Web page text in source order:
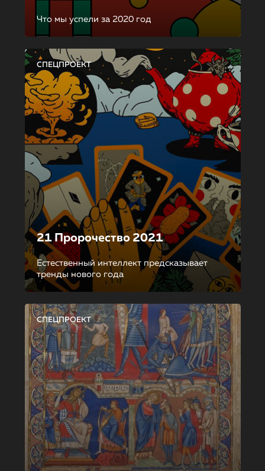
Что мы успели за 2020 год
СПЕЦПРОЕКТ
21 Пророчество 2021
Естественный интеллект предсказывает
тренды нового года
СПЕЦПРОЕКТ